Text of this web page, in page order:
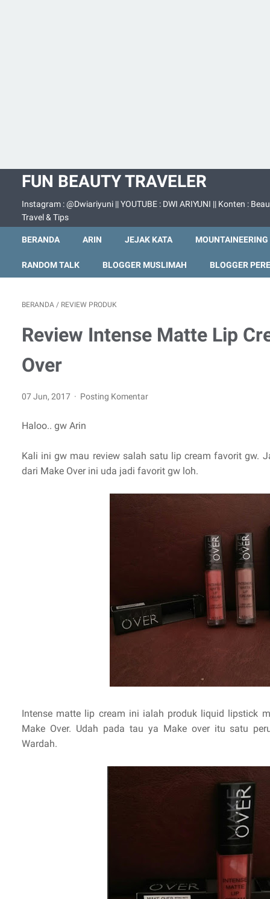
FUN BEAUTY TRAVELER
Instagram : @Dwiariyuni || YOUTUBE : DWI ARIYUNI || Konten :
Travel & Tips
BERANDA ARIN JEJAK KATA MOUNTAINEERING
RANDOM TALK BLOGGER MUSLIMAH BLOGGER
BERANDA / REVIEW PRODUK
Review Intense Matte Lip
Over
07 Jun, 2017 Posting Komentar
Haloo.. gw Arin
Kali ini gw mau review salah satu lip cream favorit gw.
dari Make Over ini uda jadi favorit gw loh.
Intense matte lip cream ini ialah produk liquid lipstick
Make Over. Udah pada tau ya Make over itu satu
Wardah.